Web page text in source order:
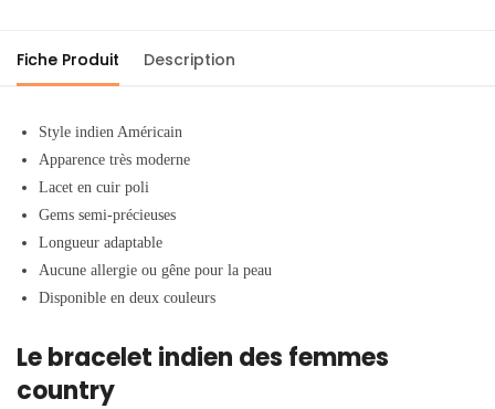
Fiche Produit Description
Style indien Américain
Apparence très moderne
Lacet en cuir poli
Gems semi-précieuses
Longueur adaptable
Aucune allergie ou gêne pour la peau
Disponible en deux couleurs
Le bracelet indien des femmes
country